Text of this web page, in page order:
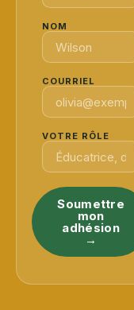
NOM
COURRIEL
VOTRE RÔLE
Soumettre
mon
adhésion
→